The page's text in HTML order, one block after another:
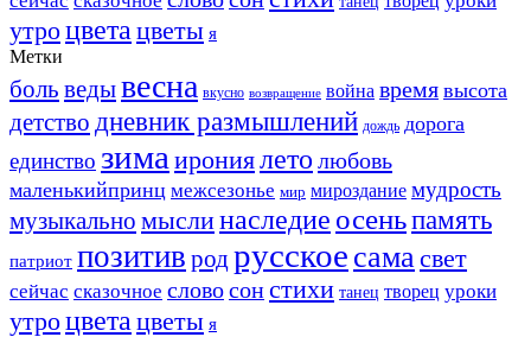
утроцвета цветы я
Метки
боль ведывесна вкусно возвращение война время высота
детство дневник размышлений дождь дорога
единство зима ирониялето любовь
маленькийпринц межсезонье мир мироздание мудрость
музыкально мыслинаследие осеньпамять
патриот позитив род русское сама свет
сейчас сказочное словосонстихи танец творец уроки
утроцвета цветы я